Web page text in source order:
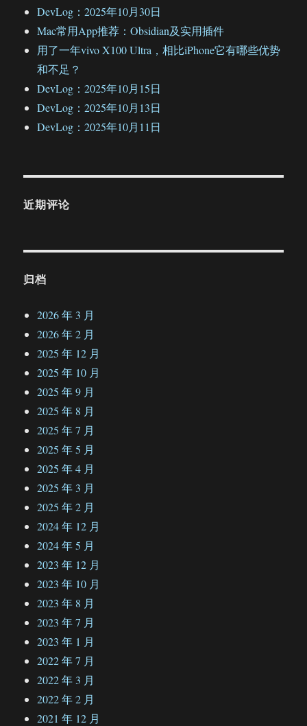
DevLog：2025年10月30日
Mac常用App推荐：Obsidian及实用插件
用了一年vivo X100 Ultra，相比iPhone它有哪些优势
和不足？
DevLog：2025年10月15日
DevLog：2025年10月13日
DevLog：2025年10月11日
近期评论
归档
2026 年 3 月
2026 年 2 月
2025 年 12 月
2025 年 10 月
2025 年 9 月
2025 年 8 月
2025 年 7 月
2025 年 5 月
2025 年 4 月
2025 年 3 月
2025 年 2 月
2024 年 12 月
2024 年 5 月
2023 年 12 月
2023 年 10 月
2023 年 8 月
2023 年 7 月
2023 年 1 月
2022 年 7 月
2022 年 3 月
2022 年 2 月
2021 年 12 月